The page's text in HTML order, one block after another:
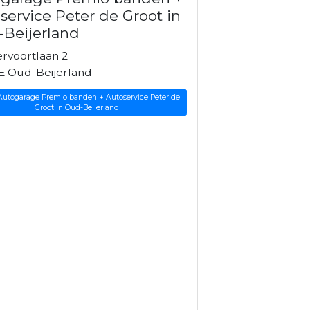
Peter de Groot in
Beijerland
2
Oud-Beijerland
Premio banden + Autoservice Peter de
Groot in Oud-Beijerland